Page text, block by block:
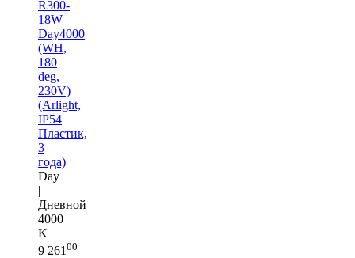
R300-
18W
Day4000
(WH,
180
deg,
230V)
(Arlight,
IP54
Пластик,
3
года)
Day
|
Дневной
4000
K
9 261 00